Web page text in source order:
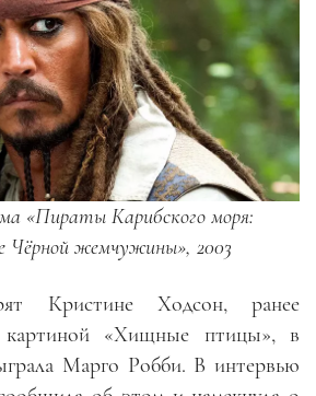
«Пираты Карибского моря:
Чёрной жемчужины», 2003
Кристине Ходсон, ранее
картиной «Хищные птицы», в
Марго Робби. В интервью